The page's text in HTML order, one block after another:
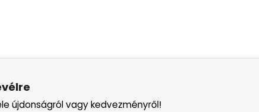
újdonságról vagy kedvezményről!